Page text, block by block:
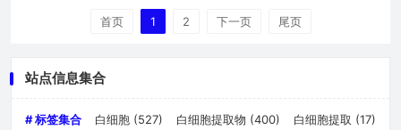
物因其在诸多方面的潜在应用价值而备受关注，从免疫调节到疾
病治疗的探索，白细胞提取物的研究不断深入，而其工艺则是实
首页 1 2 下一页 尾页
站点信息集合
# 标签集合 白细胞 (527) 白细胞提取物 (400) 白细胞提取 (17)